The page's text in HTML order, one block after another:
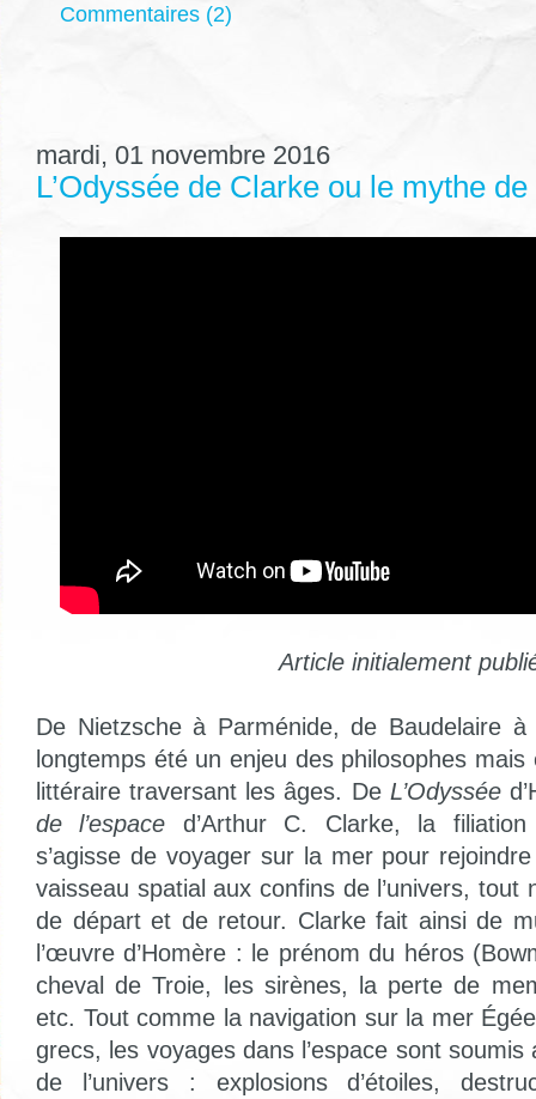
Commentaires (2)
mardi, 01 novembre 2016
L’Odyssée de Clarke ou le mythe
Article initialement
De Nietzsche à Parménide, de Baudelaire
longtemps été un enjeu des philosophes
littéraire traversant les âges. De L’Odyssée
de l’espace d’Arthur C. Clarke, la filiation
s’agisse de voyager sur la mer pour
vaisseau spatial aux confins de l’univers, tout
de départ et de retour. Clarke fait ainsi de
l’œuvre d’Homère : le prénom du héros
cheval de Troie, les sirènes, la perte de
etc. Tout comme la navigation sur la mer
grecs, les voyages dans l’espace sont
de l’univers : explosions d’étoiles,